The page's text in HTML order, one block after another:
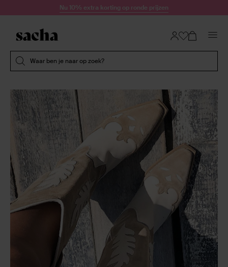
Doorgaan naar artikelNu 10% extra korting op ronde prijzen
Waar ben je naar op zoek?